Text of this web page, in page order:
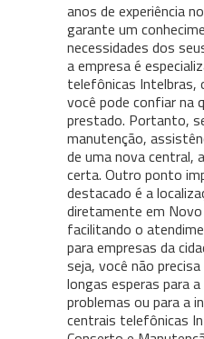
anos de experiência
garante um
necessidades dos
a empresa é
telefônicas Intelbras,
você pode confiar na
prestado. Portanto,
manutenção,
de uma nova central,
certa. Outro ponto
destacado é a
diretamente em
facilitando o
para empresas da
seja, você não
longas esperas para
problemas ou para a
centrais telefônicas